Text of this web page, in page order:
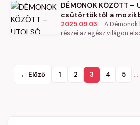
sorozatgyilkos
DÉMONOK KÖZÖTT –
csütörtöktől a
2025.09.03 –A
részei az egész világon
← Előző 1 2 3 4 5 …